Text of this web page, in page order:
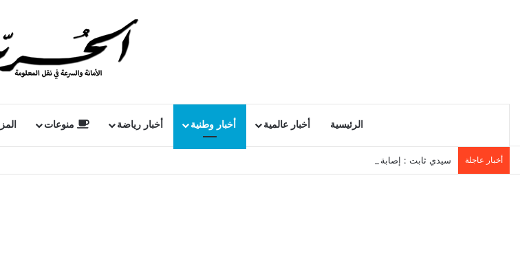
الرئيسية أخبار عالمية أخبار وطنية أخبار رياضة منوعات
أخبار عاجلة سيدي ثابت : إصابة أم وابنها إثر انفجار منزل